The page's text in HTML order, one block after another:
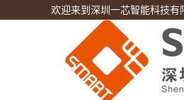
欢迎来到深圳一芯智能科技有